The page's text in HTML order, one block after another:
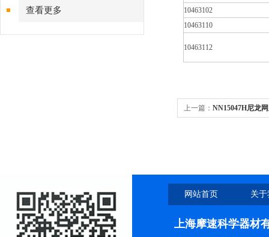
查看更多
10463102
10463110
10463112
上一篇： NN15047H尼龙
网站首页 关
上海摩速科学器材